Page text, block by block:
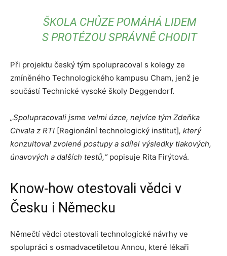
ŠKOLA CHŮZE POMÁHÁ LIDEM
S PROTÉZOU SPRÁVNĚ CHODIT
Při projektu český tým spolupracoval s kolegy ze
zmíněného Technologického kampusu Cham, jenž je
součástí Technické vysoké školy Deggendorf.
„Spolupracovali jsme velmi úzce, nejvíce tým Zdeňka
Chvala z RTI [Regionální technologický institut], který
konzultoval zvolené postupy a sdílel výsledky tlakových,
únavových a dalších testů,“ popisuje Rita Firýtová.
Know-how otestovali vědci v
Česku i Německu
Němečtí vědci otestovali technologické návrhy ve
spolupráci s osmadvacetiletou Annou, které lékaři